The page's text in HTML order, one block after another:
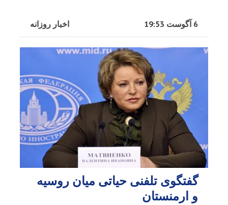
اخبار روزانه 6 آگوست 19:53
گفتگوی تلفنی حیاتی میان روسیه
و ارمنستان